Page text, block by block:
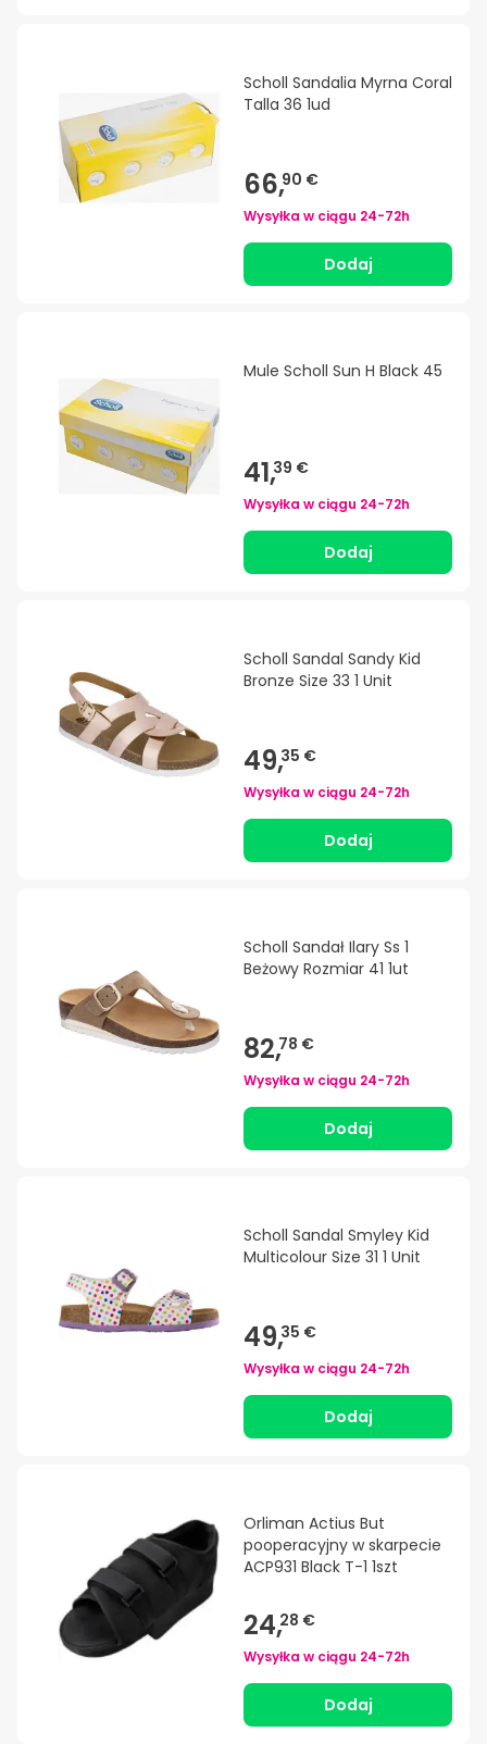
Scholl Sandalia Myrna Coral
Talla 36 1ud
66,90 €
Wysyłka w ciągu 24-72h
Dodaj
Mule Scholl Sun H Black 45
41,39 €
Wysyłka w ciągu 24-72h
Dodaj
Scholl Sandal Sandy Kid
Bronze Size 33 1 Unit
49,35 €
Wysyłka w ciągu 24-72h
Dodaj
Scholl Sandał Ilary Ss 1
Beżowy Rozmiar 41 1ut
82,78 €
Wysyłka w ciągu 24-72h
Dodaj
Scholl Sandal Smyley Kid
Multicolour Size 31 1 Unit
49,35 €
Wysyłka w ciągu 24-72h
Dodaj
Orliman Actius But
pooperacyjny w skarpecie
ACP931 Black T-1 1szt
24,28 €
Wysyłka w ciągu 24-72h
Dodaj